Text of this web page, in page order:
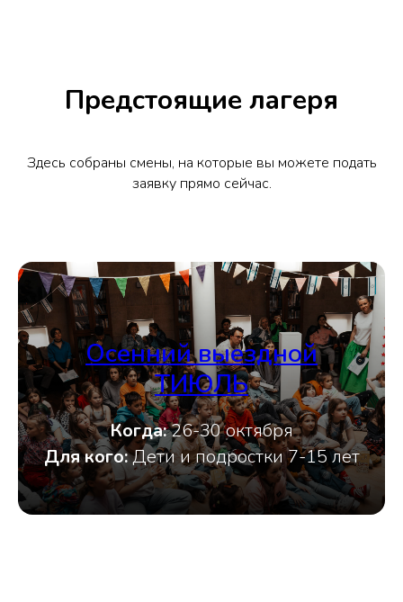
Предстоящие лагеря
Здесь собраны смены, на которые вы можете подать
заявку прямо сейчас.
Осенний выездной
ТИЮЛЬ
Когда:26-30 октября
Для кого:Дети и подростки 7-15 лет